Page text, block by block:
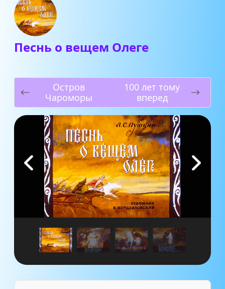
Песнь о вещем Олеге
Остров
Чароморы
100 лет тому
вперед